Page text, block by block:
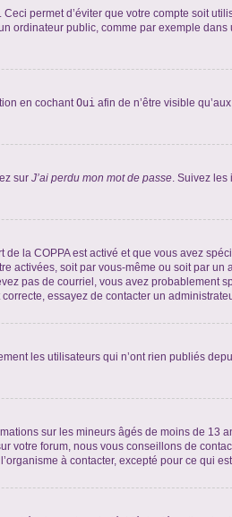
permet d’éviter que votre compte soit
ordinateur public, comme par exemple
en cochantOui afin de n’être visible
sur J’ai perdu mon mot de passe. Suivez les
la COPPA est activé et que vous avez
activées, soit par vous-même ou soit par un
pas de courriel, vous avez probablement
essayez de contacter un
les utilisateurs qui n’ont rien publiés
sur les mineurs âgés de moins de 13
votre forum, nous vous conseillons de
à contacter, excepté pour ce qui